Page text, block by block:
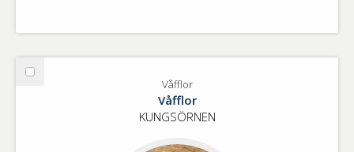
Välj
Våfflor
Våfflor
KUNGSÖRNEN